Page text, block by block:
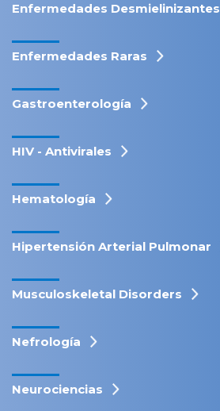
Enfermedades Desmielinizantes
Enfermedades Raras
Gastroenterología
HIV - Antivirales
Hematología
Hipertensión Arterial Pulmonar
Musculoskeletal Disorders
Nefrología
Neurociencias